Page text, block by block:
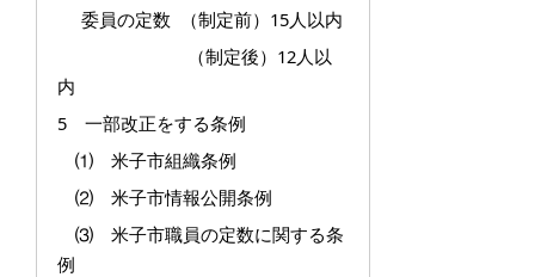
委員の定数 （制定前）15人以内
（制定後）12人以
内
5 一部改正をする条例
⑴ 米子市組織条例
⑵ 米子市情報公開条例
⑶ 米子市職員の定数に関する条
例